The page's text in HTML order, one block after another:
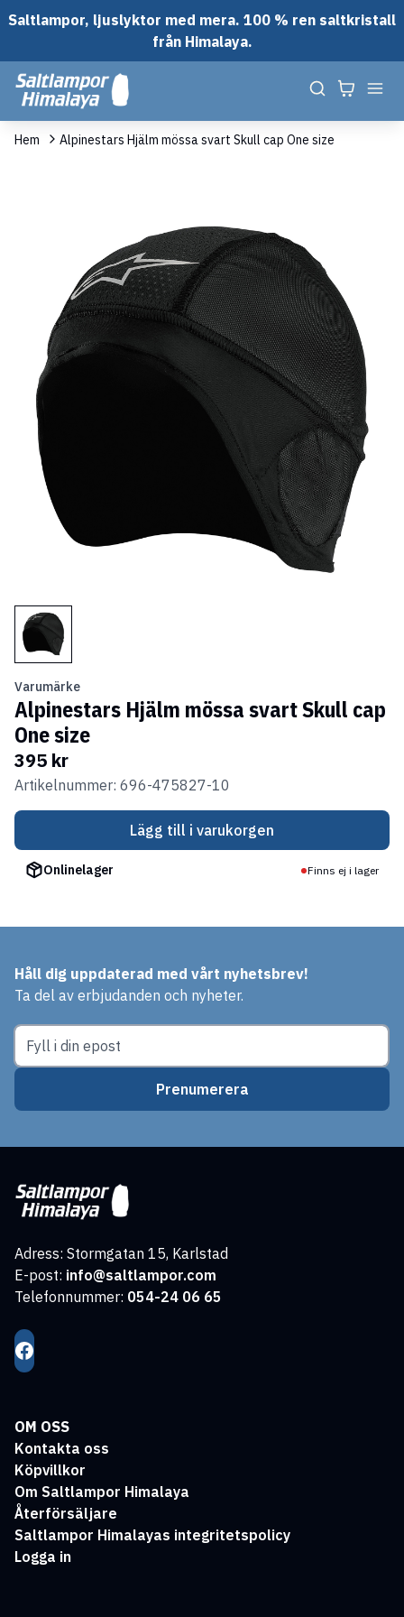
Saltlampor, ljuslyktor med mera. 100 % ren saltkristall
från Himalaya.
Hem Alpinestars Hjälm mössa svart Skull cap One size
Varumärke
Alpinestars Hjälm mössa svart Skull cap
One size
395 kr
Artikelnummer: 696-475827-10
Lägg till i varukorgen
Onlinelager Finns ej i lager
Håll dig uppdaterad med vårt nyhetsbrev!
Ta del av erbjudanden och nyheter.
Prenumerera
Adress: Stormgatan 15, Karlstad
E-post: info@saltlampor.com
Telefonnummer: 054-24 06 65
OM OSS
Kontakta oss
Köpvillkor
Om Saltlampor Himalaya
Återförsäljare
Saltlampor Himalayas integritetspolicy
Logga in